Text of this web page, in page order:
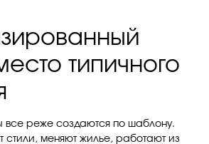
типичного
все реже создаются по шаблону.
меняют жилье, работают из